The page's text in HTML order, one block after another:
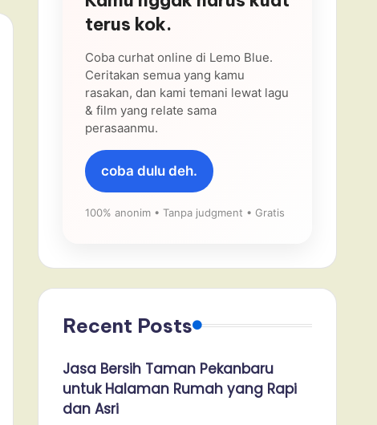
terus kok.
Coba curhat online di Lemo Blue.
Ceritakan semua yang kamu
rasakan, dan kami temani lewat lagu
& film yang relate sama
perasaanmu.
coba dulu deh.
100% anonim • Tanpa judgment • Gratis
Recent Posts
Jasa Bersih Taman Pekanbaru
untuk Halaman Rumah yang Rapi
dan Asri